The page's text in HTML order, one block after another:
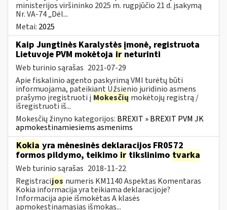
ministerijos viršininko 2025 m. rugpjūčio 21 d. įsakymą
Nr. VA-74 „Dėl...
Metai: 2025
Kaip Jungtinės Karalystės įmonė, registruota
Lietuvoje PVM mokėtoja ir neturinti
Web turinio sąrašas 2021-07-29
Apie fiskalinio agento paskyrimą VMI turėtų būti
informuojama, pateikiant Užsienio juridinio asmens
prašymo įregistruoti į Mokesčių mokėtojų registrą /
išregistruoti iš...
Mokesčių žinyno kategorijos: BREXIT » BREXIT PVM JK
apmokestinamiesiems asmenims
Kokia yra mėnesinės deklaracijos FR0572
formos pildymo, teikimo ir tikslinimo tvarka
Web turinio sąrašas 2018-11-22
Registracijos numeris KM1140 Aspektas Komentaras
Kokia informacija yra teikiama deklaracijoje?
Informacija apie išmokėtas A klasės
apmokestinamąsias išmokas...